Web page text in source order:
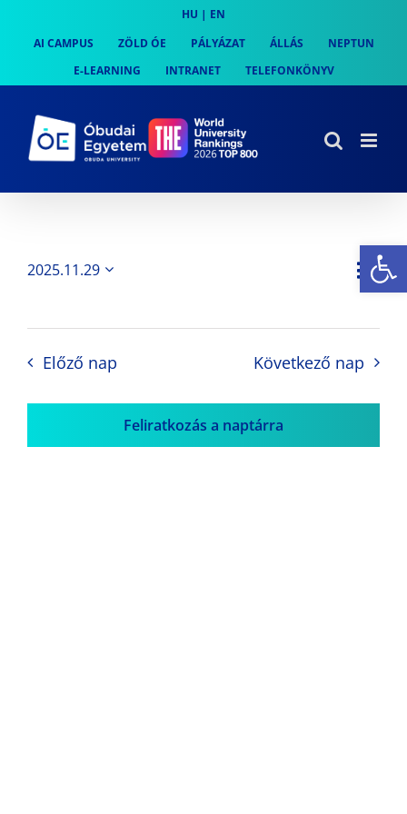
content
HU | EN
AI CAMPUS
ZÖLD ÓE PÁLYÁZAT ÁLLÁS
NEPTUN
E-LEARNING
INTRANET TELEFONKÖNYV
Nap
2025.11.29
Előző nap Következő nap
Feliratkozás a naptárra